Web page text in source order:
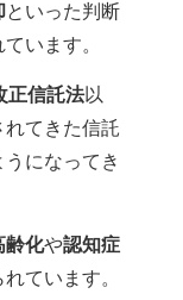
といった判断
います。
正信託法以
れてきた信託
になってき
齢化や認知症
ています。